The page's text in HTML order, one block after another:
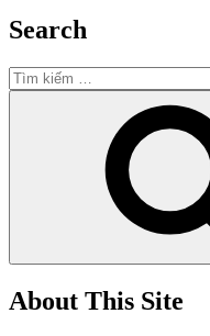
Search
Tìm
kiếm:
About This Site